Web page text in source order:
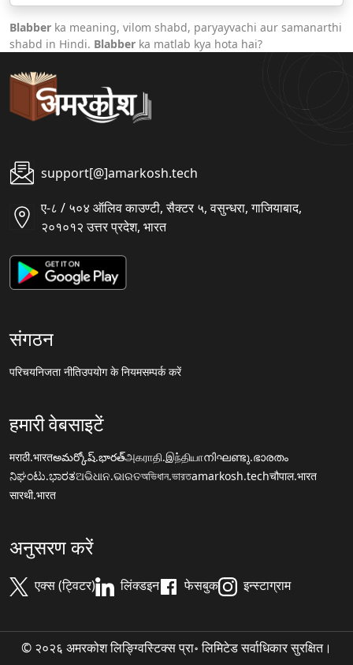
Blabber ka meaning, vilom shabd, paryayvachi aur samanarthi
shabd in Hindi. Blabber ka matlab kya hota hai?
support[@]amarkosh.tech
ए-८ / ५०४ ऑलिव काउण्टी, सैक्टर ५, वसुन्धरा, गाजियाबाद,
२०१०१२ उत्तर प्रदेश, भारत
संगठन
परिचयनिजता नीतिउपयोग के नियमसम्पर्क करें
हमारी वेबसाइटें
मराठी.भारतఅమర్కోష్.భారత్அகராதி.இந்தியாനിഘണ്ടു.ഭാരതം
ನಿಘಂಟು.ಭಾರತଅଭିଧାନ.ଭାରତঅভিধান.ভারতamarkosh.techचौपाल.भारत
सारथी.भारत
अनुसरण करें
एक्स (ट्विटर) लिंक्डइन फेसबुक इन्स्टाग्राम
© २०२६ अमरकोश लिङ्ग्विस्टिक्स प्रा॰ लिमिटेड सर्वाधिकार सुरक्षित।